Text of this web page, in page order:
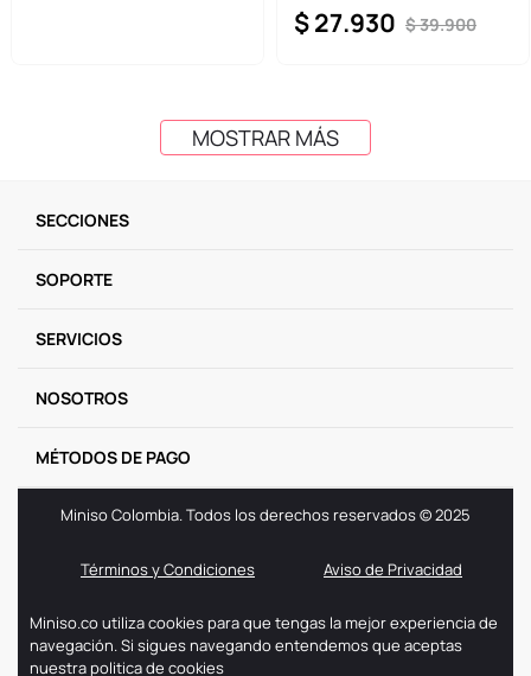
$39.900
$27.930
MOSTRAR MÁS
SECCIONES
SOPORTE
SERVICIOS
NOSOTROS
MÉTODOS DE PAGO
Miniso Colombia. Todos los derechos reservados © 2025
Términos y Condiciones Aviso de Privacidad
Miniso.co utiliza cookies para que tengas la mejor experiencia de
navegación. Si sigues navegando entendemos que aceptas
nuestra politica de cookies